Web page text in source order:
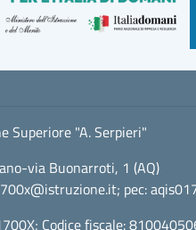
Superiore "A. Serpieri"
via Buonarroti, 1 (AQ)
; pec:
Codice fiscale: